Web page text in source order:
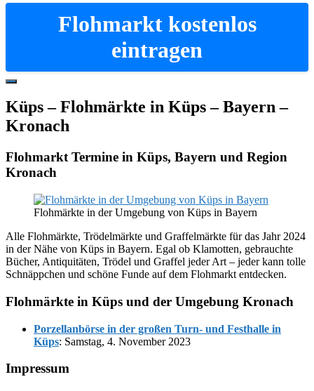
Flohmarkt kostenlos
eintragen
Hide
Content
Küps – Flohmärkte in Küps – Bayern –
Kronach
Flohmarkt Termine in Küps, Bayern und Region
Kronach
Flohmärkte in der Umgebung von Küps in Bayern
Alle Flohmärkte, Trödelmärkte und Graffelmärkte für das Jahr 2024
in der Nähe von Küps in Bayern. Egal ob Klamotten, gebrauchte
Bücher, Antiquitäten, Trödel und Graffel jeder Art – jeder kann tolle
Schnäppchen und schöne Funde auf dem Flohmarkt entdecken.
Flohmärkte in Küps und der Umgebung Kronach
Porzellanbörse in der großen Turn- und Festhalle in
Küps: Samstag, 4. November 2023
Footer
Impressum